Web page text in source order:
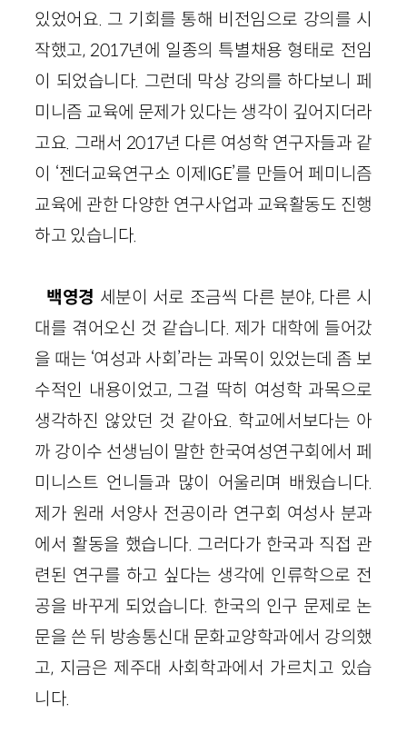
있었어요. 그 기회를 통해 비전임으로 강의를 시
작했고, 2017년에 일종의 특별채용 형태로 전임
이 되었습니다. 그런데 막상 강의를 하다보니 페
미니즘 교육에 문제가 있다는 생각이 깊어지더라
고요. 그래서 2017년 다른 여성학 연구자들과 같
이 ‘젠더교육연구소 이제IGE’를 만들어 페미니즘
교육에 관한 다양한 연구사업과 교육활동도 진행
하고 있습니다.
백영경 세분이 서로 조금씩 다른 분야, 다른 시
대를 겪어오신 것 같습니다. 제가 대학에 들어갔
을 때는 ‘여성과 사회’라는 과목이 있었는데 좀 보
수적인 내용이었고, 그걸 딱히 여성학 과목으로
생각하진 않았던 것 같아요. 학교에서보다는 아
까 강이수 선생님이 말한 한국여성연구회에서 페
미니스트 언니들과 많이 어울리며 배웠습니다.
제가 원래 서양사 전공이라 연구회 여성사 분과
에서 활동을 했습니다. 그러다가 한국과 직접 관
련된 연구를 하고 싶다는 생각에 인류학으로 전
공을 바꾸게 되었습니다. 한국의 인구 문제로 논
문을 쓴 뒤 방송통신대 문화교양학과에서 강의했
고, 지금은 제주대 사회학과에서 가르치고 있습
니다.